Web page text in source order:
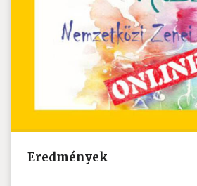
Eredmények